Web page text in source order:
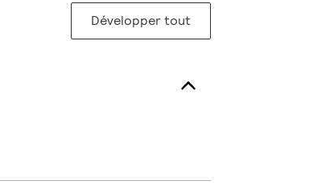
Développer tout